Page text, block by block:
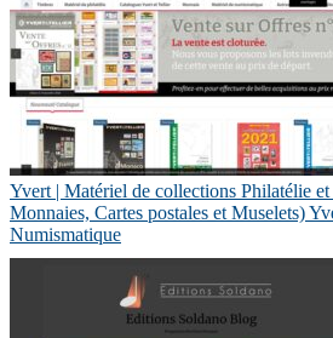
Yvert | Matériel de collections Philatélie
Monnaies, Cartes postales et Muselets)
Numis­mati­que